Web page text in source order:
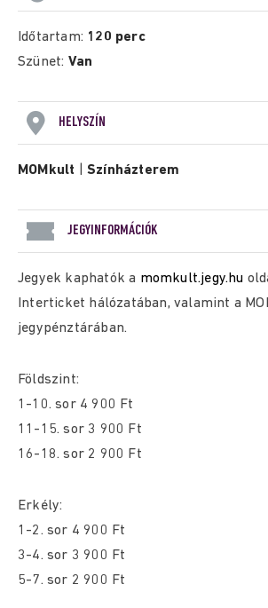
Időtartam: 120 perc
Szünet: Van
HELYSZÍN
MOMkult |Színházterem
JEGYINFORMÁCIÓK
Jegyek kaphatók a momkult.jegy.hu
Interticket hálózatában, valamint a
jegypénztárában.
Földszint:
1-10. sor 4 900 Ft
11-15. sor 3 900 Ft
16-18. sor 2 900 Ft
Erkély:
1-2. sor 4 900 Ft
3-4. sor 3 900 Ft
5-7. sor 2 900 Ft